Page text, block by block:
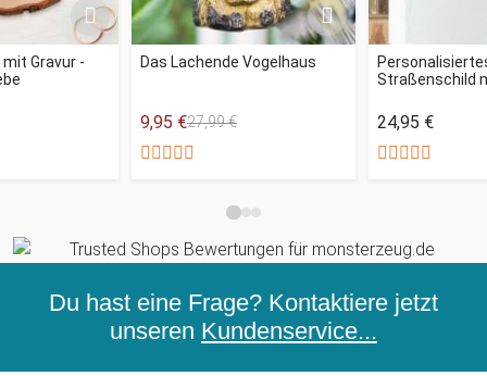
Gravur -
Das Lachende Vogelhaus
9,95 €27,99 €
Straßenschild
24,95 €
Du hast eine Frage? Kontaktiere jetzt
unseren Kundenservice...